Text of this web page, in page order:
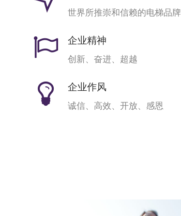
世界所推崇和信赖的电梯品牌
企业精神
创新、奋进、超越
企业作风
诚信、高效、开放、感恩